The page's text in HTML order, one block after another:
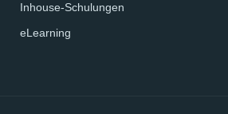
Inhouse-Schulungen
eLearning